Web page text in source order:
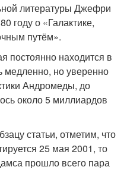
литературы Джефри
году о «Галактике,
путём».
постоянно находится в
медленно, но уверенно
Андромеды, до
около 5 миллиардов
статьи, отметим, что
25 мая 2001, то
прошло всего пара